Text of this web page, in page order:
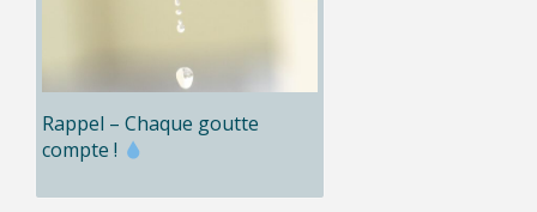
Rappel – Chaque goutte
compte !